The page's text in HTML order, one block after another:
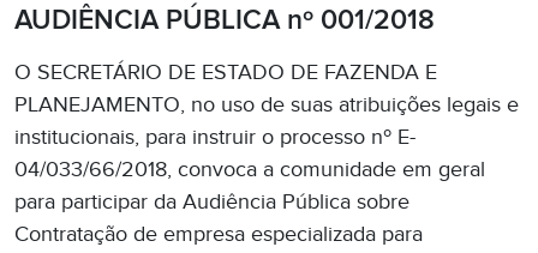
AUDIÊNCIA PÚBLICA nº 001/2018
O SECRETÁRIO DE ESTADO DE FAZENDA E
PLANEJAMENTO, no uso de suas atribuições legais e
institucionais, para instruir o processo nº E-
04/033/66/2018, convoca a comunidade em geral
para participar da Audiência Pública sobre
Contratação de empresa especializada para